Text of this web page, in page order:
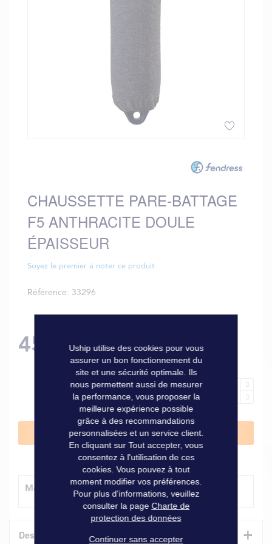
of
the
images
gallery
CHAUSSETTE PARE-BATTAGE
F5 ANTHRACITE DOULE
ÉPAISSEUR
Soyez le premier à noter ce produit
Référence 33296
45,50 €
Ajouter au panier
Modes de livraison
Description +
Uship utilise des cookies pour vous
assurer un bon fonctionnement du
site et une sécurité optimale. Ils
nous permettent aussi de mesurer
la performance, vous proposer la
meilleure expérience possible
grâce à des recommandations
personnalisées et un service client.
En cliquant sur Tout accepter, vous
consentez à l'utilisation de ces
cookies. Vous pouvez à tout
moment modifier vos préférences.
Pour plus d'informations, veuillez
consulter la page Charte de
protection des données
Continuer sans accepter